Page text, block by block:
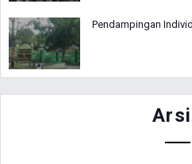
Pendampingan